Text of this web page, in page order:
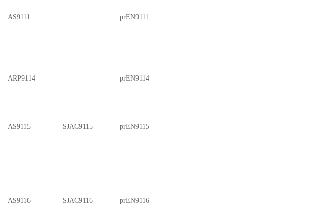
AS9111 prEN9111
ARP9114 prEN9114
AS9115 SJAC9115 prEN9115
AS9116 SJAC9116 prEN9116